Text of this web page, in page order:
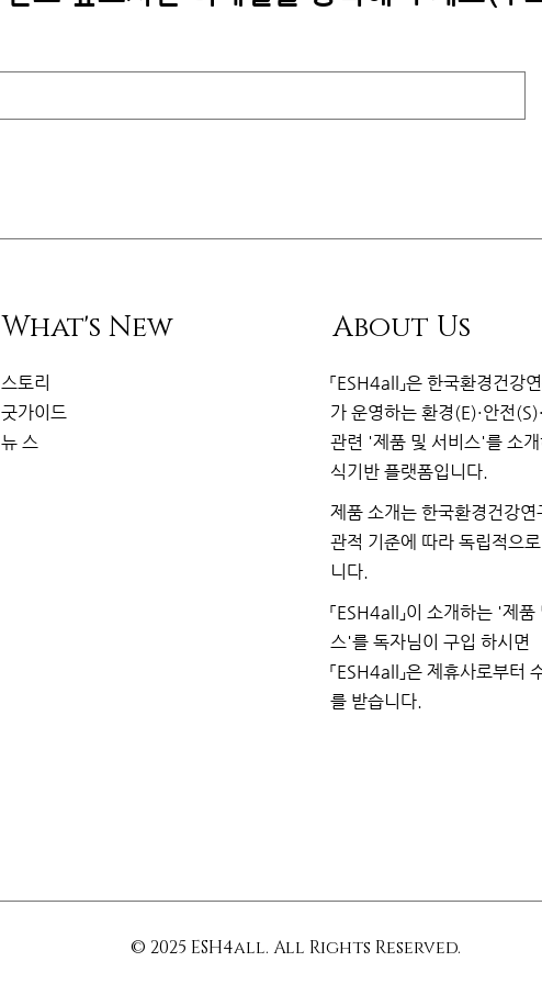
What's New
스토리
굿가이드
뉴 스
About Us
「ESH4all」은한국환경건강
가운영하는 환경(E)·안전
관련 '제품 및 서비스'를 소
식기반 플랫폼입니다.
제품 소개는 한국환경건강연
관적 기준에 따라 독립적으
니다.
「ESH4all」이 소개하는 '제품
스'를 독자님이구입하시면
「ESH4all」은 제휴사로부터
를 받습니다.
© 2025 ESH4all. All Rights Reserved.